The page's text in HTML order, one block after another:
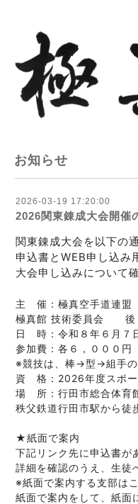
お知らせ
2026-03-19 17:20:00
2026関東錬成大会開催
関東錬成大会を以下の
申込書とWEB申し込み
大会申し込みについて
主　催：極真空手道連盟
極真館 技術委員会　　
日　時：令和８年６月
参加費：各６，０００
※競技は、棒→型→組手の
資　格：2026年度スポ
場　所：行田市総合体
秩父鉄道行田市駅から徒
★紙面で案内
下記リンク先に申込書が
詳細を確認のうえ、生徒
※紙面で案内する支部は
紙面で案内をして、紙面